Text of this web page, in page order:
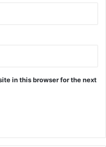
in this browser for the next